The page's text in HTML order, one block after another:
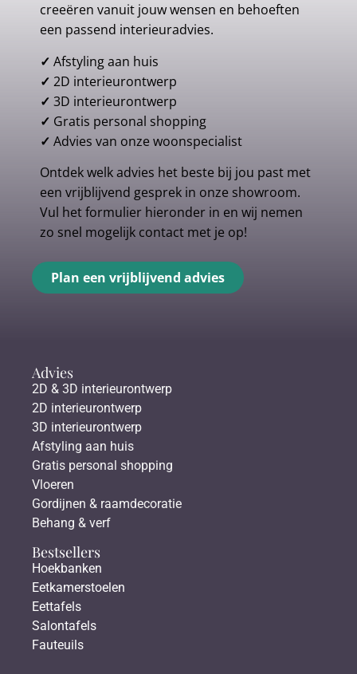
creeëren vanuit jouw wensen en behoeften
een passend interieuradvies.
✓ Afstyling aan huis
✓ 2D interieurontwerp
✓ 3D interieurontwerp
✓ Gratis personal shopping
✓ Advies van onze woonspecialist
Ontdek welk advies het beste bij jou past met
een vrijblijvend gesprek in onze showroom.
Vul het formulier hieronder in en wij nemen
zo snel mogelijk contact met je op!
Plan een vrijblijvend advies
Advies
2D & 3D interieurontwerp
2D interieurontwerp
3D interieurontwerp
Afstyling aan huis
Gratis personal shopping
Vloeren
Gordijnen & raamdecoratie
Behang & verf
Bestsellers
Hoekbanken
Eetkamerstoelen
Eettafels
Salontafels
Fauteuils